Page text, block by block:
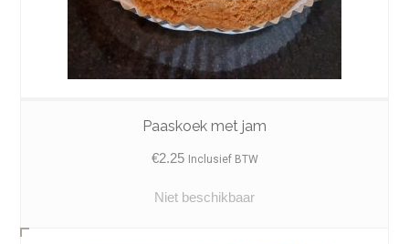
Paaskoek met jam
€2.25 Inclusief BTW
Niet beschikbaar